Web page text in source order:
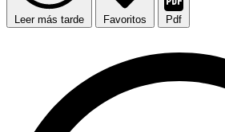
Leer más tarde Favoritos Pdf